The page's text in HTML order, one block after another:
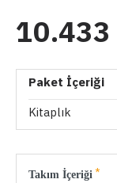
Paket İçeriği
Kitaplık
Takım İçeriği